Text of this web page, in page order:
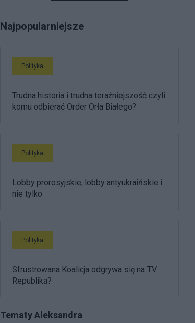
Najpopularniejsze
Polityka
Trudna historia i trudna teraźniejszość czyli
komu odbierać Order Orła Białego?
Polityka
Lobby prorosyjskie, lobby antyukraińskie i
nie tylko
Polityka
Sfrustrowana Koalicja odgrywa się na TV
Republika?
Tematy Aleksandra